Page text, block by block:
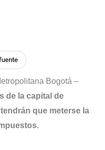
Bogotá –
de la capital de
que meterse la